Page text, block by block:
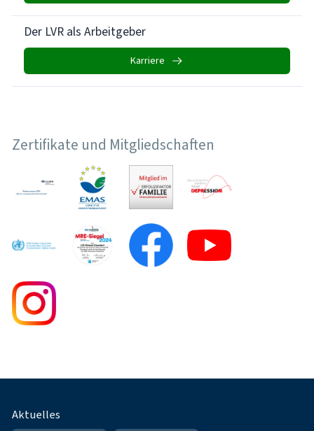
Der LVR als Arbeitgeber
Karriere
Zertifikate und Mitgliedschaften
Fußnavigation
Aktuelles